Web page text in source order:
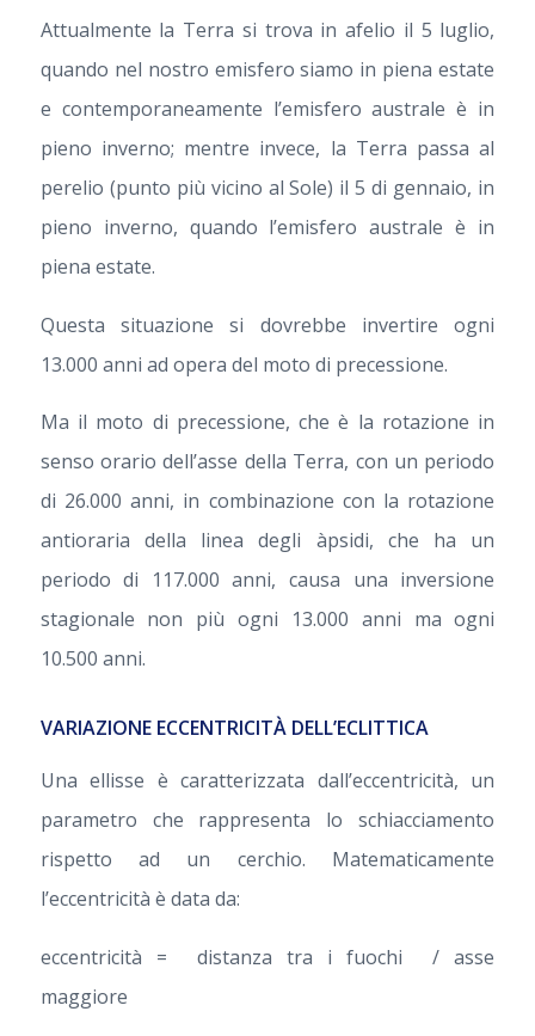
Attualmente la Terra si trova in afelio il 5 luglio,
quando nel nostro emisfero siamo in piena estate
e contemporaneamente l’emisfero australe è in
pieno inverno; mentre invece, la Terra passa al
perelio (punto più vicino al Sole) il 5 di gennaio, in
pieno inverno, quando l’emisfero australe è in
piena estate.
Questa situazione si dovrebbe invertire ogni
13.000 anni ad opera del moto di precessione.
Ma il moto di precessione, che è la rotazione in
senso orario dell’asse della Terra, con un periodo
di 26.000 anni, in combinazione con la rotazione
antioraria della linea degli àpsidi, che ha un
periodo di 117.000 anni, causa una inversione
stagionale non più ogni 13.000 anni ma ogni
10.500 anni.
VARIAZIONE ECCENTRICITÀ DELL’ECLITTICA
Una ellisse è caratterizzata dall’eccentricità, un
parametro che rappresenta lo schiacciamento
rispetto ad un cerchio. Matematicamente
l’eccentricità è data da:
eccentricità = distanza tra i fuochi / asse
maggiore